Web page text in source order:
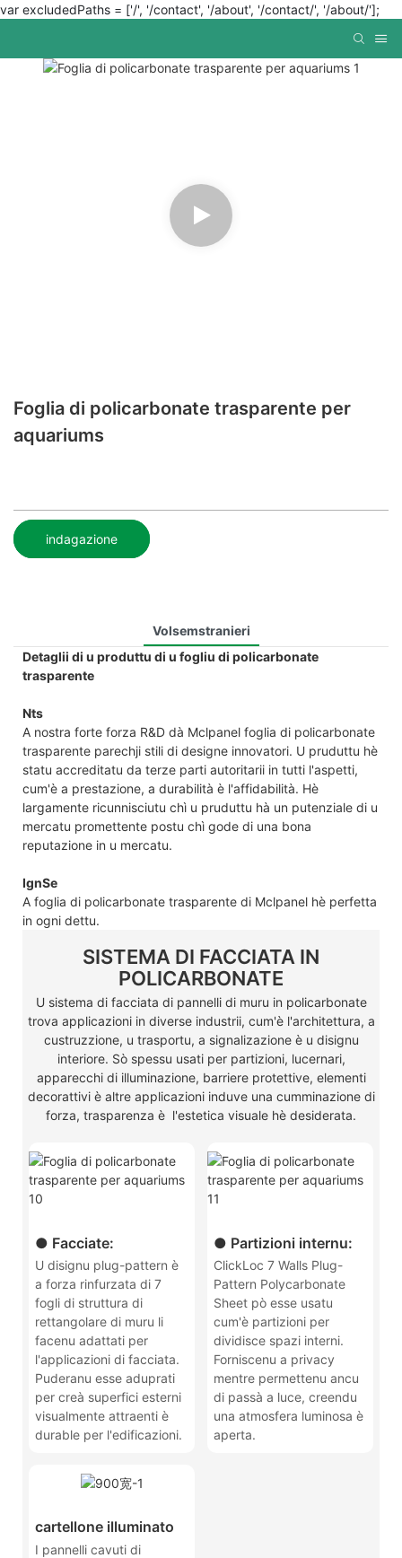
var excludedPaths = ['/', '/contact', '/about', '/contact/', '/about/'];
Foglia di policarbonate trasparente per
aquariums
indagazione
Volsemstranieri
Detaglii di u produttu di u fogliu di policarbonate
trasparente
Nts
A nostra forte forza R&D dà Mclpanel foglia di policarbonate
trasparente parechji stili di designe innovatori. U pruduttu hè
statu accreditatu da terze parti autoritarii in tutti l'aspetti,
cum'è a prestazione, a durabilità è l'affidabilità. Hè
largamente ricunnisciutu chì u pruduttu hà un putenziale di u
mercatu promettente postu chì gode di una bona
reputazione in u mercatu.
IgnSe
A foglia di policarbonate trasparente di Mclpanel hè perfetta
in ogni dettu.
SISTEMA DI FACCIATA IN
POLICARBONATE
U sistema di facciata di pannelli di muru in policarbonate
trova applicazioni in diverse industrii, cum'è l'architettura, a
custruzzione, u trasportu, a signalizazione è u disignu
interiore. Sò spessu usati per partizioni, lucernari,
apparecchi di illuminazione, barriere protettive, elementi
decorattivi è altre applicazioni induve una cumminazione di
forza, trasparenza è l'estetica visuale hè desiderata.
● Facciate:
U disignu plug-pattern è
a forza rinfurzata di 7
fogli di struttura di
rettangolare di muru li
facenu adattati per
l'applicazioni di facciata.
Puderanu esse aduprati
per creà superfici esterni
visualmente attraenti è
durable per l'edificazioni.
● Partizioni internu:
ClickLoc 7 Walls Plug-
Pattern Polycarbonate
Sheet pò esse usatu
cum'è partizioni per
dividisce spazi interni.
Forniscenu a privacy
mentre permettenu ancu
di passà a luce, creendu
una atmosfera luminosa è
aperta.
cartellone illuminato
I pannelli cavuti di